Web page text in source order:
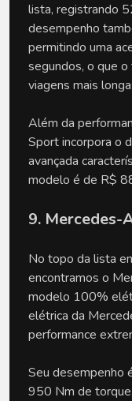
lista, registrando
desempenho
permitindo uma
segundos, o que
viagens mais
Além da
Sport incorpora o
avançada
modelo é de R$
9. Mercedes-
No topo da lista
encontramos o
modelo 100%
elétrica da
performance
Seu desempenho
950 Nm de